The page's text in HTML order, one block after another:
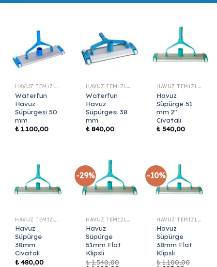
HAVUZ TEMIZLIK EKIPMANLARI
Waterfun
Havuz
Süpürgesi 50
mm
₺ 1.100,00
HAVUZ TEMIZLIK EKIPMANLARI
Waterfun
Havuz
Süpürgesi 38
mm
₺ 840,00
HAVUZ TEMIZLIK EKIPMANLARI
Havuz
Süpürge 51
mm 2″
Civatalı
₺ 540,00
HAVUZ TEMIZLIK EKIPMANLARI
Havuz
Süpürge
38mm
Civatalı
₺ 480,00
-29%
HAVUZ TEMIZLIK EKIPMANLARI
Havuz
Süpürge
51mm Flat
Klipsli
₺1.540,00
-10%
HAVUZ TEMIZLIK EKIPMANLARI
Havuz
Süpürge
38mm Flat
Klipsli
₺1.100,00